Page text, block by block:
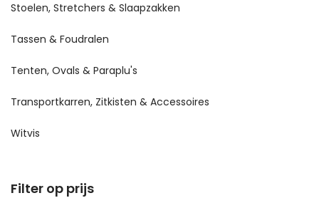
Stoelen, Stretchers & Slaapzakken
Tassen & Foudralen
Tenten, Ovals & Paraplu's
Transportkarren, Zitkisten & Accessoires
Witvis
Filter op prijs